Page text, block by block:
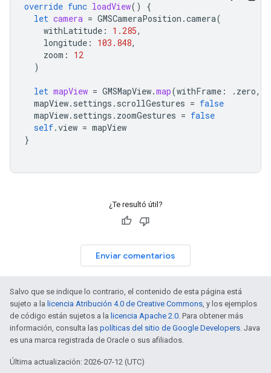
override func loadView()
{
let camera = GMSCameraPosition .camera(
withLatitude : 1.285,
longitude : 103.848,
zoom :
12
)
let mapView = GMSMapView.map(withFrame : . zero,
mapView. settings . scrollGestures = false
mapView. settings . zoomGestures = false
self.view = mapView
}
¿Te resultó útil?
Enviar comentarios
Salvo que se indique lo contrario, el contenido de esta página está
sujeto a la licencia Atribución 4.0 de Creative Commons, y los ejemplos
de código están sujetos a la licencia Apache 2.0. Para obtener más
información, consulta las políticas del sitio de Google Developers. Java
es una marca registrada de Oracle o sus afiliados.
Última actualización: 2026-07-12 (UTC)